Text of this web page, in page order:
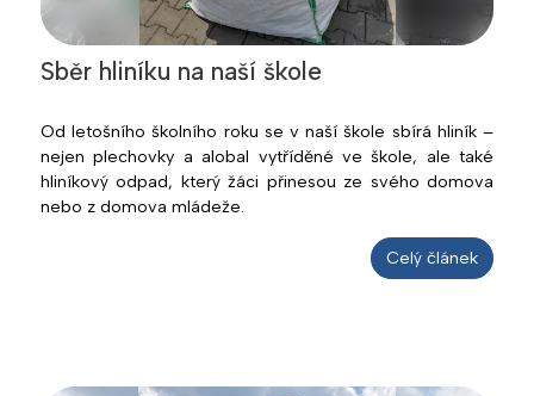
Sběr hliníku na naší škole
Od letošního školního roku se v naší škole sbírá hliník –
nejen plechovky a alobal vytříděné ve škole, ale také
hliníkový odpad, který žáci přinesou ze svého domova
nebo z domova mládeže.
Celý článek